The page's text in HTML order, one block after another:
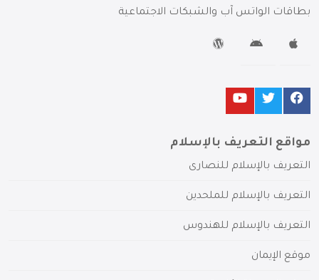
بطاقات الواتس آب والشبكات الاجتماعية
مواقع التعريف بالإسلام
التعريف بالإسلام للنصارى
التعريف بالإسلام للملحدين
التعريف بالإسلام للهندوس
موقع الإيمان